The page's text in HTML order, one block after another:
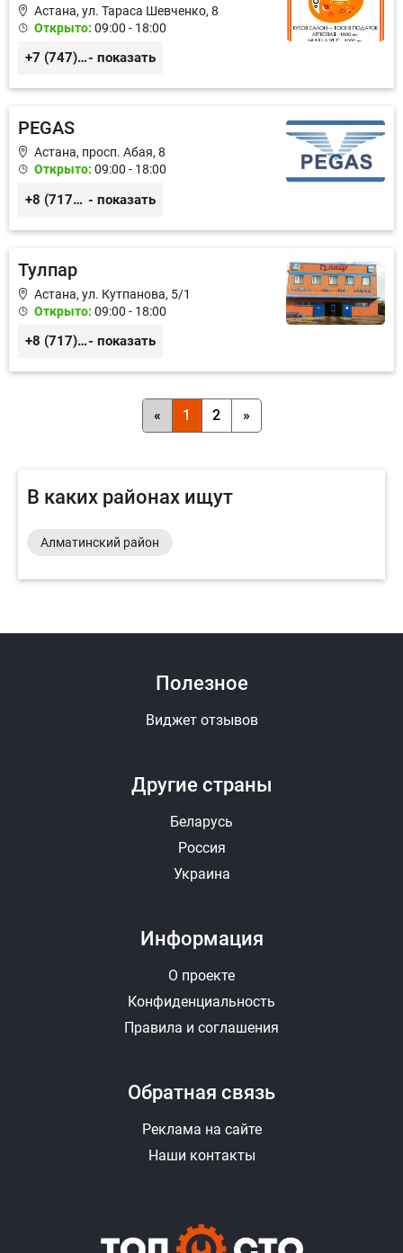
Астана, ул. Тараса Шевченко, 8
Открыто: 09:00 - 18:00
+7 (747) 804-81-13- показать
PEGAS
Астана, просп. Абая, 8
Открыто: 09:00 - 18:00
+8 (7172) 40-75-83 - показать
Тулпар
Астана, ул. Кутпанова, 5/1
Открыто: 09:00 - 18:00
+8 (717) 230-30-73- показать
« 1 2 »
В каких районах ищут
Алматинский район
Другие страны
Беларусь
Россия
Украина
Полезное
Виджет отзывов
Информация
О проекте
Конфиденциальность
Правила и соглашения
Обратная связь
Реклама на сайте
Наши контакты